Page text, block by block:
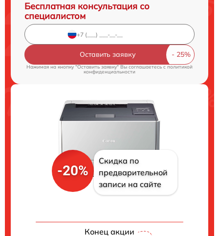
Бесплатная консультация со
специалистом
Оставить заявку
Нажимая на кнопку "Оставить заявку" Вы соглашаетесь cполитикой
конфиденциальности
-20%
Скидка по
предварительной
записи на сайте
Конец акции